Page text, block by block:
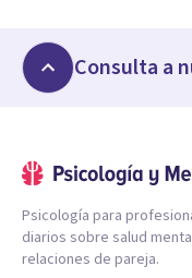
Consulta a
Psicología para
diarios sobre salud
relaciones de pareja.